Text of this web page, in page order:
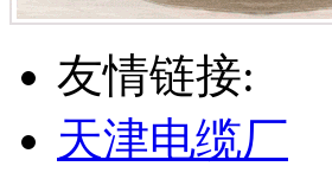
友情链接:
天津电缆厂